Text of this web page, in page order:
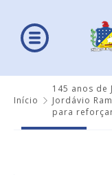
Início
145 anos de
Jordávio
para